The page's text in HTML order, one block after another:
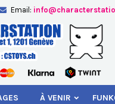
Email:
À VENIR
Nom